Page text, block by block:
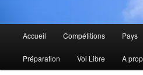
principal
Accueil Compétitions Pays
Préparation Vol Libre A